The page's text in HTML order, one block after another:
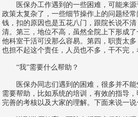
医保办工作遇到的一些困难，可能来源
政策太复杂了，一些细节操作上的问题经
钱，扣的原因也是五花八门，跟院长说不
清。第三，地位不高，虽然全院上下形成
他科室干活可没那么容易。第四，职责太
也担不起这个责任，人员也不多，干不完，
“我”需要什么帮助？
医保办同志们遇到的困难，很多并不能
需要帮助，比如系统的培训，有效的指导，
完善的考核以及大家的理解。下面来说一说